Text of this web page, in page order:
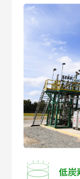
低炭